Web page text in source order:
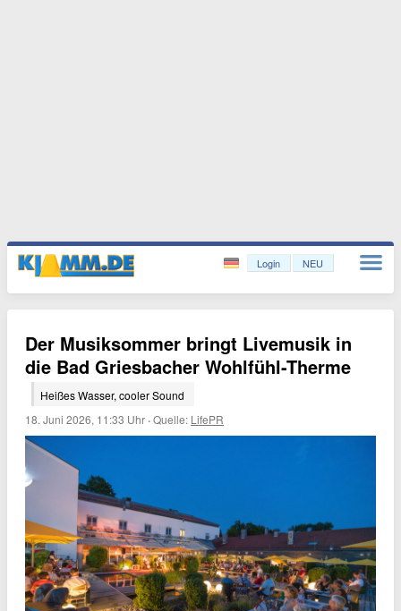
Login NEU
Der Musiksommer bringt Livemusik in
die Bad Griesbacher Wohlfühl-Therme
Heißes Wasser, cooler Sound
18. Juni 2026, 11:33 Uhr ·Quelle: LifePR